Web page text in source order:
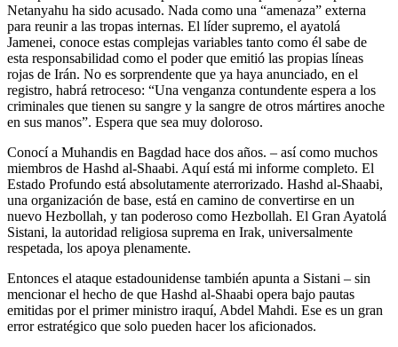
Netanyahu ha sido acusado. Nada como una “amenaza” externa
para reunir a las tropas internas. El líder supremo, el ayatolá
Jamenei, conoce estas complejas variables tanto como él sabe de
esta responsabilidad como el poder que emitió las propias líneas
rojas de Irán. No es sorprendente que ya haya anunciado, en el
registro, habrá retroceso: “Una venganza contundente espera a los
criminales que tienen su sangre y la sangre de otros mártires anoche
en sus manos”. Espera que sea muy doloroso.
Conocí a Muhandis en Bagdad hace dos años. – así como muchos
miembros de Hashd al-Shaabi. Aquí está mi informe completo. El
Estado Profundo está absolutamente aterrorizado. Hashd al-Shaabi,
una organización de base, está en camino de convertirse en un
nuevo Hezbollah, y tan poderoso como Hezbollah. El Gran Ayatolá
Sistani, la autoridad religiosa suprema en Irak, universalmente
respetada, los apoya plenamente.
Entonces el ataque estadounidense también apunta a Sistani – sin
mencionar el hecho de que Hashd al-Shaabi opera bajo pautas
emitidas por el primer ministro iraquí, Abdel Mahdi. Ese es un gran
error estratégico que solo pueden hacer los aficionados.